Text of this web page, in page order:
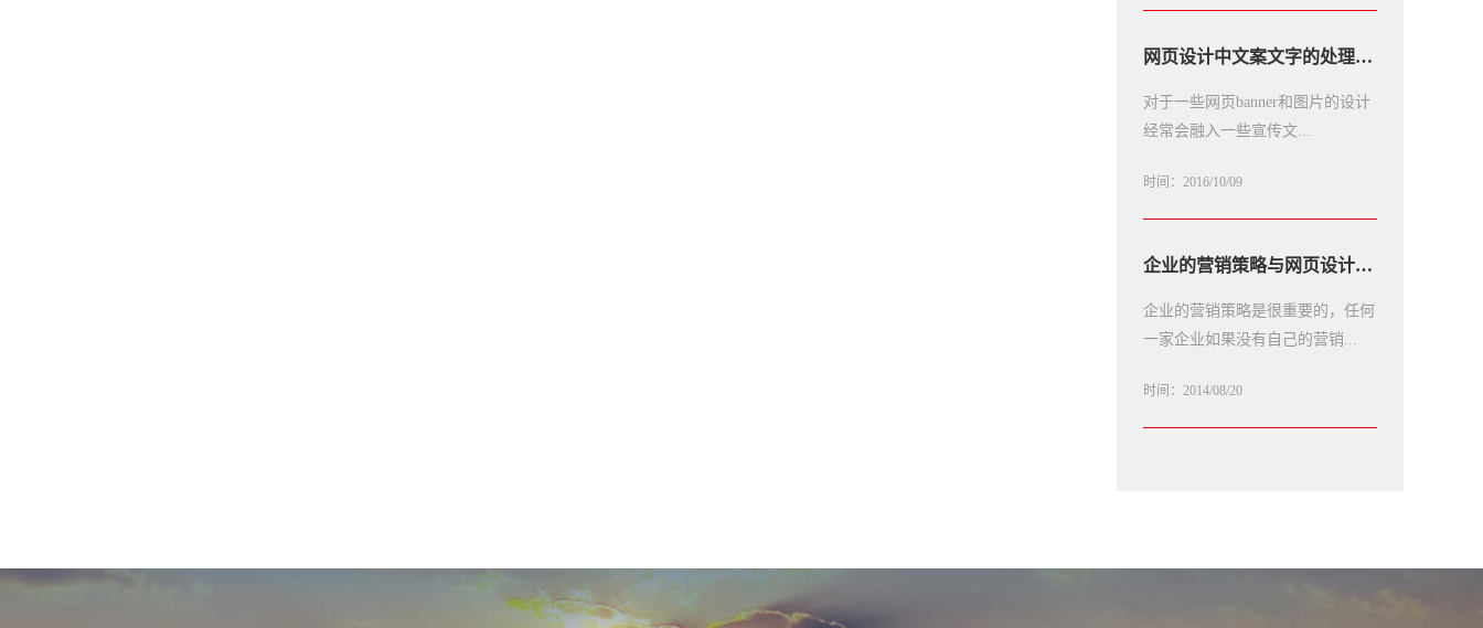
网页设计中文案文字的处理技巧
对于一些网页banner和图片的设计
经常会融入一些宣传文...
时间：2016/10/09
企业的营销策略与网页设计的关系
企业的营销策略是很重要的，任何
一家企业如果没有自己的营销...
时间：2014/08/20